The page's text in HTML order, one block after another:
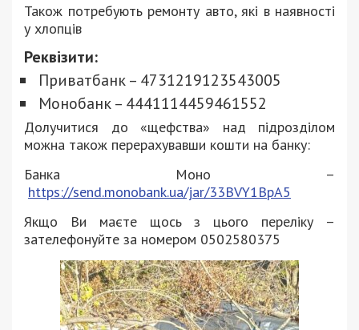
Також потребують ремонту авто, які в наявності
у хлопців
Реквізити:
Приватбанк – 4731219123543005
Монобанк – 4441114459461552
Долучитися до «щефства» над підрозділом
можна також перерахувавши кошти на банку:
Банка Моно –
https://send.monobank.ua/jar/33BVY1BpA5
Якщо Ви маєте щось з цього переліку –
зателефонуйте за номером 0502580375